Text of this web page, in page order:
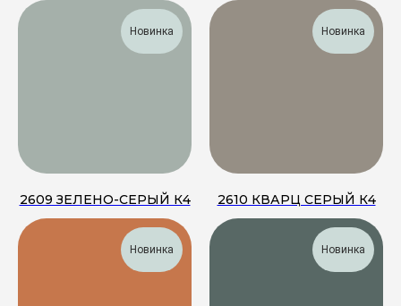
Новинка
2609 ЗЕЛЕНО-СЕРЫЙ К4
Новинка
2610 КВАРЦ СЕРЫЙ К4
Новинка Новинка